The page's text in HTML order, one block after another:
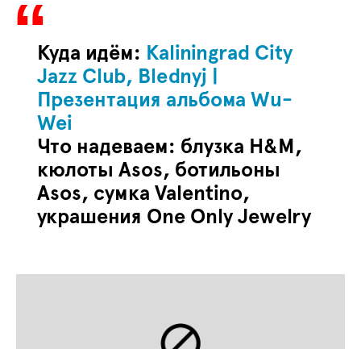
Куда идём: Kaliningrad City
Jazz Club, Blednyj |
Презентация альбома Wu-
Wei
Что надеваем: блузка H & M ,
кюлоты Asos, ботильоны
Asos, сумка Valentino,
украшения One Only Jewelry